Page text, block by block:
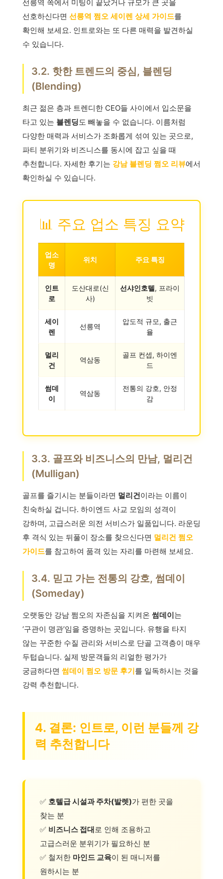
선릉역 쪽에서 미팅이 끝났거나 규모가 큰 곳을
선호하신다면 선릉역 쩜오 세이렌 상세 가이드를
확인해 보세요. 인트로와는 또 다른 매력을 발견하실
수 있습니다.
3.2. 핫한 트렌드의 중심, 블렌딩
(Blending)
최근 젊은 층과 트렌디한 CEO들 사이에서 입소문을
타고 있는 블렌딩도 빼놓을 수 없습니다. 이름처럼
다양한 매력과 서비스가 조화롭게 섞여 있는 곳으로,
파티 분위기와 비즈니스를 동시에 잡고 싶을 때
추천합니다. 자세한 후기는 강남 블렌딩 쩜오 리뷰에서
확인하실 수 있습니다.
📊 주요 업소 특징 요약
업소
명
위치 주요 특징
인트
로
도산대로(신
사)
선샤인호텔, 프라이
빗
세이
렌
선릉역
압도적 규모, 출근
율
멀리
건
역삼동
골프 컨셉, 하이엔
드
썸데
이
역삼동
전통의 강호, 안정
감
3.3. 골프와 비즈니스의 만남, 멀리건
(Mulligan)
골프를 즐기시는 분들이라면 멀리건이라는 이름이
친숙하실 겁니다. 하이엔드 사교 모임의 성격이
강하며, 고급스러운 의전 서비스가 일품입니다. 라운딩
후 격식 있는 뒤풀이 장소를 찾으신다면 멀리건 쩜오
가이드를 참고하여 품격 있는 자리를 마련해 보세요.
3.4. 믿고 가는 전통의 강호, 썸데이
(Someday)
오랫동안 강남 쩜오의 자존심을 지켜온 썸데이는
‘구관이 명관’임을 증명하는 곳입니다. 유행을 타지
않는 꾸준한 수질 관리와 서비스로 단골 고객층이 매우
두텁습니다. 실제 방문객들의 리얼한 평가가
궁금하다면 썸데이 쩜오 방문 후기를 일독하시는 것을
강력 추천합니다.
4. 결론: 인트로, 이런 분들께 강
력 추천합니다
✅ 호텔급 시설과 주차(발렛)가 편한 곳을
찾는 분
✅ 비즈니스 접대로 인해 조용하고
고급스러운 분위기가 필요하신 분
✅ 철저한 마인드 교육이 된 매니저를
원하시는 분